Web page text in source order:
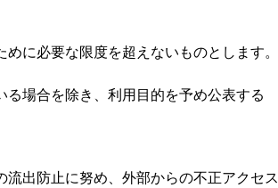
に必要な限度を超えないものとします。
場合を除き、利用目的を予め公表する
出防止に努め、外部からの不正アクセス